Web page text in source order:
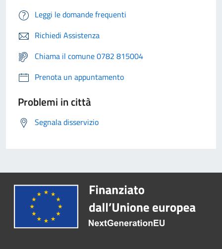
Leggi le domande frequenti
Richiedi Assistenza
Chiama il comune 0782 815004
Prenota un appuntamento
Problemi in città
Segnala disservizio